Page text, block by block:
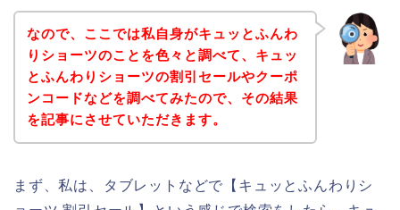
なので、ここでは私自身がキュッとふんわ
りショーツのことを色々と調べて、キュッ
とふんわりショーツの割引セールやクーポ
ンコードなどを調べてみたので、その結果
を記事にさせていただきます。
まず、私は、タブレットなどで【キュッとふんわりシ